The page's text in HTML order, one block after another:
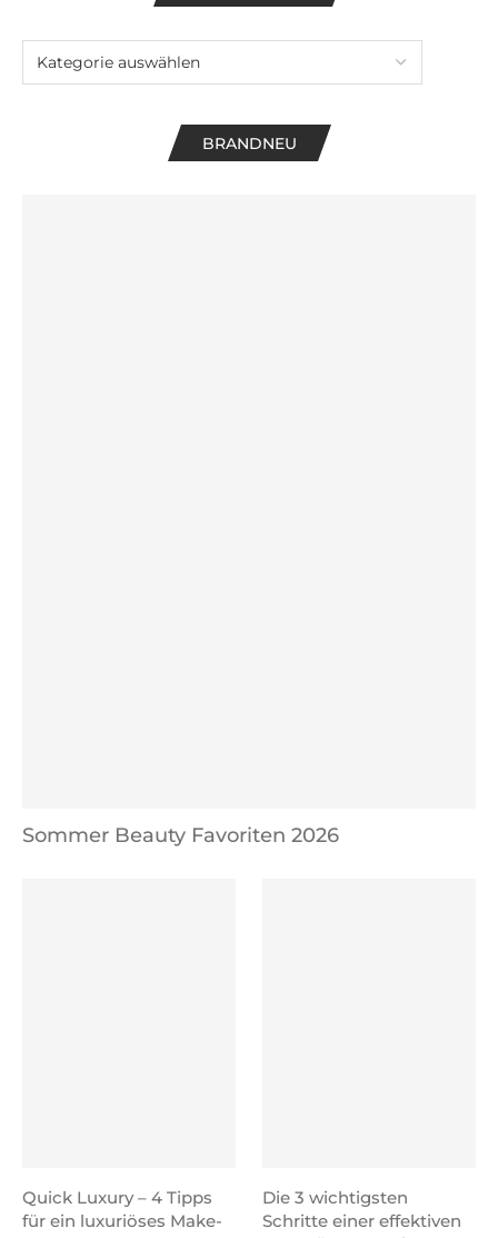
BRANDNEU
Sommer Beauty Favoriten 2026
Quick Luxury – 4 Tipps
für ein luxuriöses Make-
Die 3 wichtigsten
Schritte einer effektiven